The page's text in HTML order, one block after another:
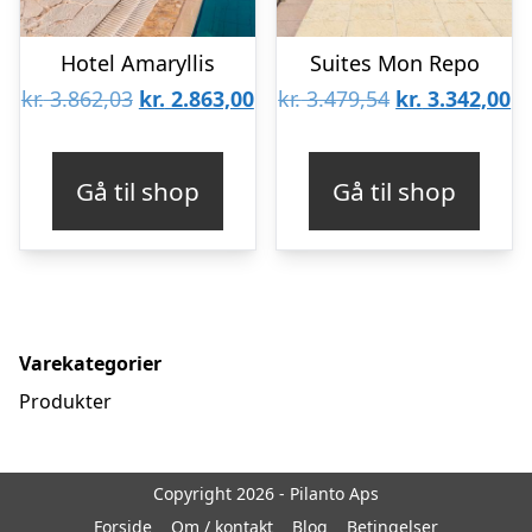
Hotel Amaryllis
kr.3.862,03 Den
kr. 3.862,03.
kr. 2.863,00Den
kr. 2.863,00.
Gå til shop
Suites Mon Repo
kr.3.479,54 Den
kr. 3.479,54.
kr. 3.342,00
Gå til shop
Varekategorier
Produkter
Copyright 2026 - Pilanto Aps
Forside
Om / kontakt Blog Betingelser